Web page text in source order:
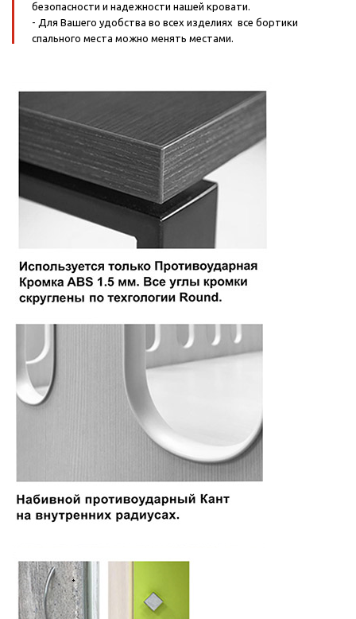
безопасности и надежности нашей кровати.
- Для Вашего удобства во всех изделиях все бортики
спального места можно менять местами.